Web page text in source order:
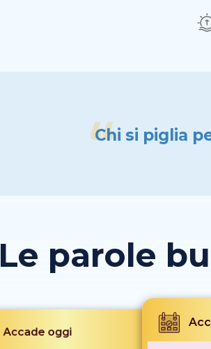
Chi si piglia
Le parole
Accade oggi